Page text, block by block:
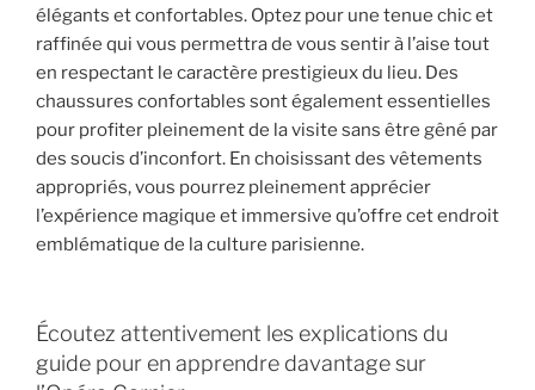
élégants et confortables. Optez pour une tenue chic et
raffinée qui vous permettra de vous sentir à l’aise tout
en respectant le caractère prestigieux du lieu. Des
chaussures confortables sont également essentielles
pour profiter pleinement de la visite sans être gêné par
des soucis d’inconfort. En choisissant des vêtements
appropriés, vous pourrez pleinement apprécier
l’expérience magique et immersive qu’offre cet endroit
emblématique de la culture parisienne.
Écoutez attentivement les explications du
guide pour en apprendre davantage sur